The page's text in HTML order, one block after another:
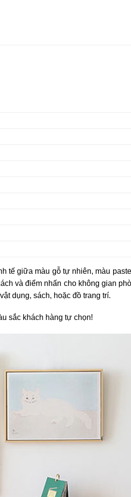
tế giữa màu gỗ tự nhiên, màu
và điểm nhấn cho không gian
dụng, sách, hoặc đồ trang trí.
sắc khách hàng tự chọn!